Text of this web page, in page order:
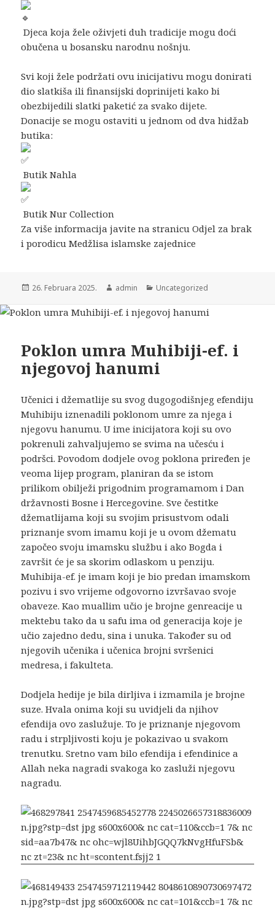
Djeca koja žele oživjeti duh tradicije mogu doći
obučena u bosansku narodnu nošnju.
Svi koji žele podržati ovu inicijativu mogu donirati
dio slatkiša ili finansijski doprinijeti kako bi
obezbijedili slatki paketić za svako dijete.
Donacije se mogu ostaviti u jednom od dva hidžab
butika:
Butik Nahla
Butik Nur Collection
Za više informacija javite na stranicu Odjel za brak
i porodicu Medžlisa islamske zajednice
26. Februara 2025. admin Uncategorized
Poklon umra Muhibiji-ef. i
njegovoj hanumi
Učenici i džematlije su svog dugogodišnjeg efendiju
Muhibiju iznenadili poklonom umre za njega i
njegovu hanumu. U ime inicijatora koji su ovo
pokrenuli zahvaljujemo se svima na učesću i
podršci. Povodom dodjele ovog poklona priređen je
veoma lijep program, planiran da se istom
prilikom obilježi prigodnim programamom i Dan
državnosti Bosne i Hercegovine. Sve čestitke
džematlijama koji su svojim prisustvom odali
priznanje svom imamu koji je u ovom džematu
započeo svoju imamsku službu i ako Bogda i
završit će je sa skorim odlaskom u penziju.
Muhibija-ef. je imam koji je bio predan imamskom
pozivu i svo vrijeme odgovorno izvršavao svoje
obaveze. Kao muallim učio je brojne genreacije u
mektebu tako da u safu ima od generacija koje je
učio zajedno dedu, sina i unuka. Također su od
njegovih učenika i učenica brojni svršenici
medresa, i fakulteta.
Dodjela hedije je bila dirljiva i izmamila je brojne
suze. Hvala onima koji su uvidjeli da njihov
efendija ovo zaslužuje. To je priznanje njegovom
radu i strpljivosti koju je pokazivao u svakom
trenutku. Sretno vam bilo efendija i efendinice a
Allah neka nagradi svakoga ko zasluži njegovu
nagradu.